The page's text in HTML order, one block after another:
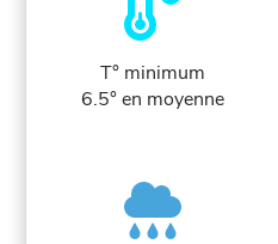
T° minimum
6.5° en moyenne